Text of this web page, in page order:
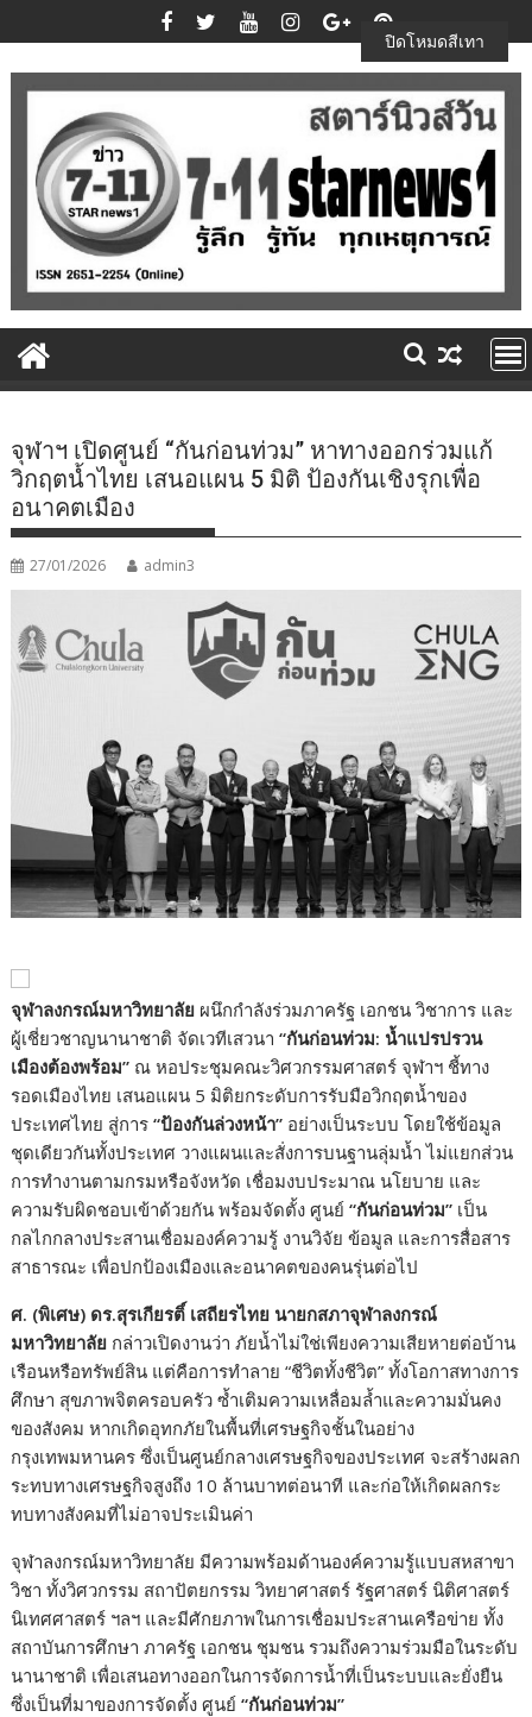
to
content
จุฬาฯ เปิดศูนย์ “กันก่อนท่วม” หาทางออกร่วมแก้
วิกฤตน้ำไทย เสนอแผน 5 มิติ ป้องกันเชิงรุกเพื่อ
อนาคตเมือง
27/01/2026 admin3
จุฬาลงกรณ์มหาวิทยาลัย ผนึกกำลังร่วมภาครัฐ เอกชน วิชาการ และ
ผู้เชี่ยวชาญนานาชาติ จัดเวทีเสวนา“กันก่อนท่วม: น้ำแปรปรวน
เมืองต้องพร้อม” ณ หอประชุมคณะวิศวกรรมศาสตร์ จุฬาฯ ชี้ทาง
รอดเมืองไทย เสนอแผน 5 มิติยกระดับการรับมือวิกฤตน้ำของ
ประเทศไทย สู่การ“ป้องกันล่วงหน้า” อย่างเป็นระบบ โดยใช้ข้อมูล
ชุดเดียวกันทั้งประเทศ วางแผนและสั่งการบนฐานลุ่มน้ำ ไม่แยกส่วน
การทำงานตามกรมหรือจังหวัด เชื่อมงบประมาณ นโยบาย และ
ความรับผิดชอบเข้าด้วยกัน พร้อมจัดตั้ง ศูนย์“กันก่อนท่วม” เป็น
กลไกกลางประสานเชื่อมองค์ความรู้ งานวิจัย ข้อมูล และการสื่อสาร
สาธารณะ เพื่อปกป้องเมืองและอนาคตของคนรุ่นต่อไป
ศ. (พิเศษ) ดร.สุรเกียรติ์ เสถียรไทย นายกสภาจุฬาลงกรณ์
มหาวิทยาลัย กล่าวเปิดงานว่า ภัยน้ำไม่ใช่เพียงความเสียหายต่อบ้าน
เรือนหรือทรัพย์สิน แต่คือการทำลาย “ชีวิตทั้งชีวิต” ทั้งโอกาสทางการ
ศึกษา สุขภาพจิตครอบครัว ซ้ำเติมความเหลื่อมล้ำและความมั่นคง
ของสังคม หากเกิดอุทกภัยในพื้นที่เศรษฐกิจชั้นในอย่าง
กรุงเทพมหานคร ซึ่งเป็นศูนย์กลางเศรษฐกิจของประเทศ จะสร้างผลก
ระทบทางเศรษฐกิจสูงถึง 10 ล้านบาทต่อนาที และก่อให้เกิดผลกระ
ทบทางสังคมที่ไม่อาจประเมินค่า
จุฬาลงกรณ์มหาวิทยาลัย มีความพร้อมด้านองค์ความรู้แบบสหสาขา
วิชา ทั้งวิศวกรรม สถาปัตยกรรม วิทยาศาสตร์ รัฐศาสตร์ นิติศาสตร์
นิเทศศาสตร์ ฯลฯ และมีศักยภาพในการเชื่อมประสานเครือข่าย ทั้ง
สถาบันการศึกษา ภาครัฐ เอกชน ชุมชน รวมถึงความร่วมมือในระดับ
นานาชาติ เพื่อเสนอทางออกในการจัดการน้ำที่เป็นระบบและยั่งยืน
ซึ่งเป็นที่มาของการจัดตั้ง ศูนย์“กันก่อนท่วม”
ปิดโหมดสีเทา